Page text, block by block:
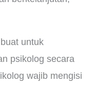
untuk
psikolog secara
wajib mengisi